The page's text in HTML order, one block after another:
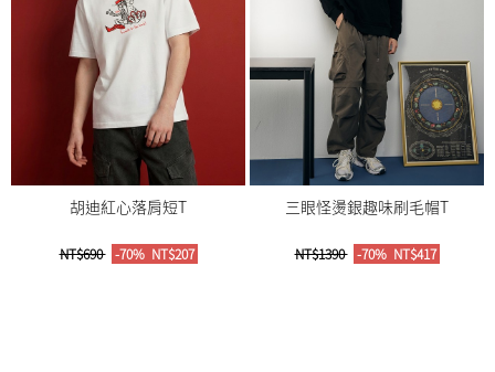
胡迪紅心落肩短T
NT$690 -70% NT$207
三眼怪燙銀趣味刷毛帽T
NT$1390 -70% NT$417